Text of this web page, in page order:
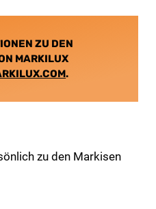
ZU DEN
MARKILUX
.
zu den Markisen